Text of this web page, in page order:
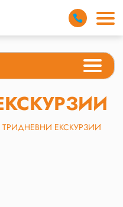
ТРИДНЕВНИ ЕКСКУРЗИИ